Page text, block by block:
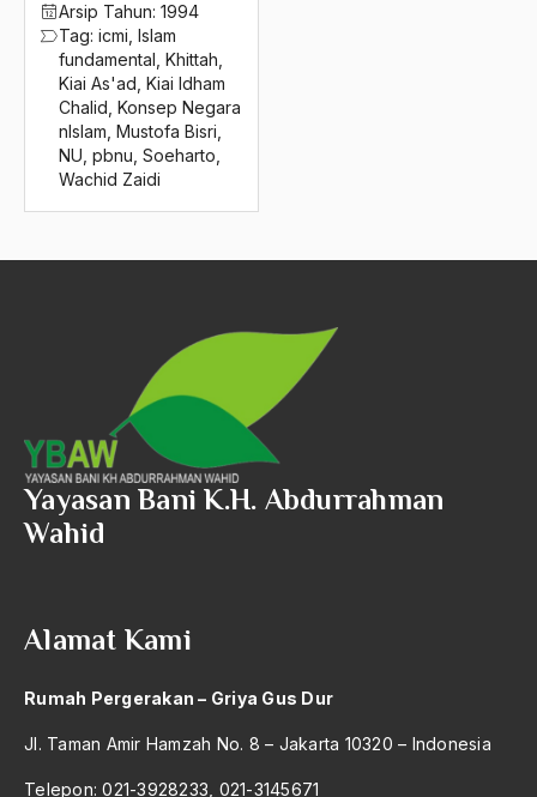
Arsip Tahun: 1994
Tag: icmi Islam
fundamental Khittah
Kiai As'ad Kiai Idham
Chalid Konsep Negara
nIslam Mustofa Bisri
NU pbnu Soeharto
Wachid Zaidi
1986
1985
1984
1983
1976
1975
1971
Kitab Konvensional
kitab kuning
Kitab Suci Al-Quran
KIUK
KKN
Klarifikasi
Koentjaraningrat
Koferensi Meja Bundar
Kohesi masyarakat
Koizumi
Komersialisasi
Yayasan Bani K.H. Abdurrahman
Wahid
Alamat Kami
Rumah Pergerakan – Griya Gus Dur
Jl. Taman Amir Hamzah No. 8 – Jakarta 10320 – Indonesia
Telepon: 021-3928233, 021-3145671